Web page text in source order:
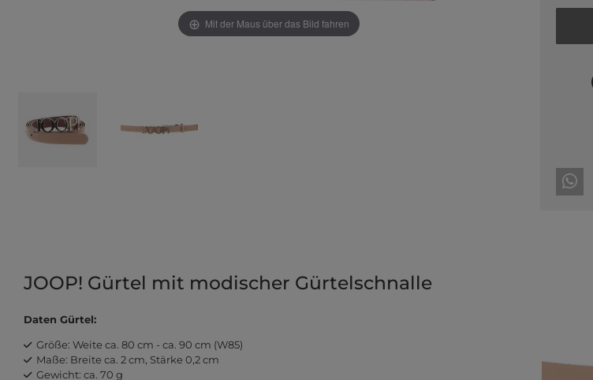
Mit der Maus über das Bild fahren
JOOP! Gürtel mit modischer Gürtelschnalle
Daten Gürtel:
Größe: Weite ca. 80 cm - ca. 90 cm (W85)
Maße: Breite ca. 2 cm, Stärke 0,2 cm
Gewicht: ca. 70 g